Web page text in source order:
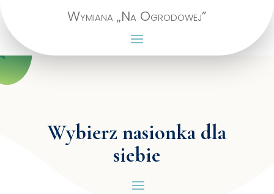
Wymiana „Na Ogrodowej”
Wybierz nasionka dla
siebie